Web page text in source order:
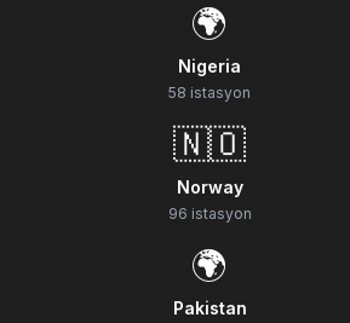
🌍
Nigeria
58 istasyon
🇳🇴
Norway
96 istasyon
🌍
Pakistan